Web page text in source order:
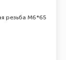
резьба М6*65